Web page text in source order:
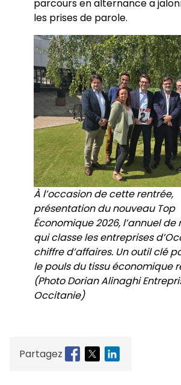
parcours en alternance a
les prises de parole.
À l’occasion de cette rentrée,
présentation du nouveau Top
Économique 2026, l’annuel de
qui classe les entreprises
chiffre d’affaires. Un outil clé
le pouls du tissu économique
(Photo Dorian Alinaghi
Occitanie)
Partagez